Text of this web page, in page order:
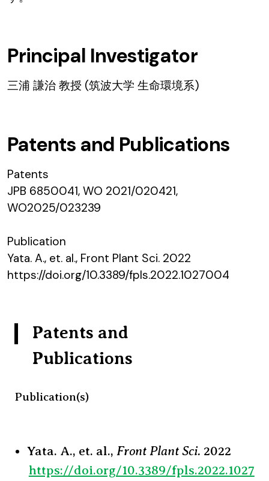
Principal Investigator
三浦 謙治 教授 (筑波大学 生命環境系)
Patents and Publications
Patents
JPB 6850041, WO 2021/020421,
WO2025/023239
Publication
Yata. A., et. al., Front Plant Sci. 2022
https://doi.org/10.3389/fpls.2022.1027004
Patents and
Publications
Publication(s)
Yata. A., et. al.,Front Plant Sci. 2022
https://doi.org/10.3389/fpls.2022.1027